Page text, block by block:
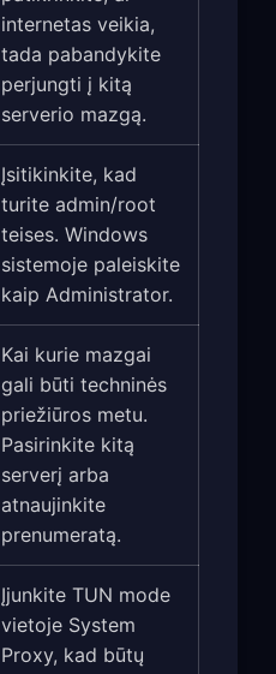
internetas veikia,
tada pabandykite
perjungti į kitą
serverio mazgą.
Įsitikinkite, kad
turite admin/root
teises. Windows
sistemoje paleiskite
kaip Administrator.
Kai kurie mazgai
gali būti techninės
priežiūros metu.
Pasirinkite kitą
serverį arba
atnaujinkite
prenumeratą.
Įjunkite TUN mode
vietoje System
Proxy, kad būtų